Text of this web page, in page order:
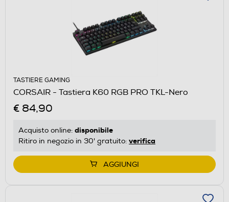
TASTIERE GAMING
CORSAIR - Tastiera K60 RGB PRO TKL-Nero
€ 84,90
Acquisto online: disponibile
Ritiro in negozio in 30' gratuito: verifica
AGGIUNGI